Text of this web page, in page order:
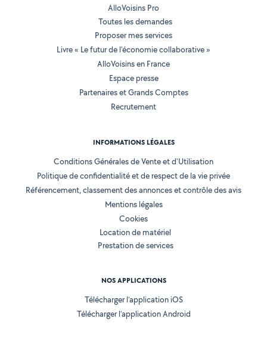
AlloVoisins Pro
Toutes les demandes
Proposer mes services
Livre « Le futur de l'économie collaborative »
AlloVoisins en France
Espace presse
Partenaires et Grands Comptes
Recrutement
INFORMATIONS LÉGALES
Conditions Générales de Vente et d'Utilisation
Politique de confidentialité et de respect de la vie privée
Référencement, classement des annonces et contrôle des avis
Mentions légales
Cookies
Location de matériel
Prestation de services
NOS APPLICATIONS
Télécharger l’application iOS
Télécharger l’application Android